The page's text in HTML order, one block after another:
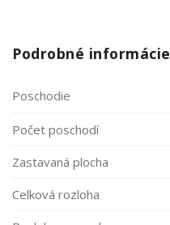
Podrobné informácie
Poschodie
Počet poschodí
Zastavaná plocha
Celková rozloha